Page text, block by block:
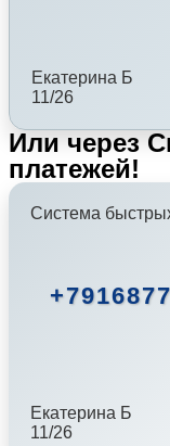
Екатерина Б
11/26
Или через
платежей!
Система
Екатерина Б
11/26